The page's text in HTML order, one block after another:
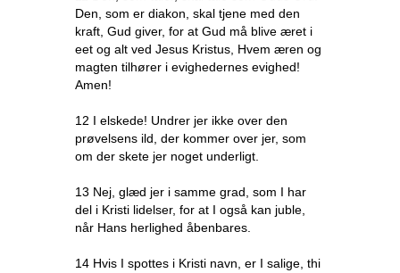
Den, som er diakon, skal tjene med den
kraft, Gud giver, for at Gud må blive æret i
eet og alt ved Jesus Kristus, Hvem æren og
magten tilhører i evighedernes evighed!
Amen!
12 I elskede! Undrer jer ikke over den
prøvelsens ild, der kommer over jer, som
om der skete jer noget underligt.
13 Nej, glæd jer i samme grad, som I har
del i Kristi lidelser, for at I også kan juble,
når Hans herlighed åbenbares.
14 Hvis I spottes i Kristi navn, er I salige, thi